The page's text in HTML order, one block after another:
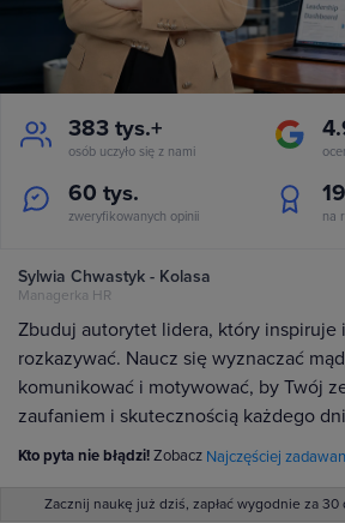
383 tys.+
osób uczyło się z nami
60 tys.
zweryfikowanych opinii
19
na
Sylwia Chwastyk - Kolasa
Managerka HR
Zbuduj autorytet lidera, który inspiruje
rozkazywać. Naucz się wyznaczać
komunikować i motywować, by Twój
zaufaniem i skutecznością każdego
Kto pyta nie błądzi!Zobacz Najczęściej
Zacznij naukę już dziś, zapłać wygodnie za 30